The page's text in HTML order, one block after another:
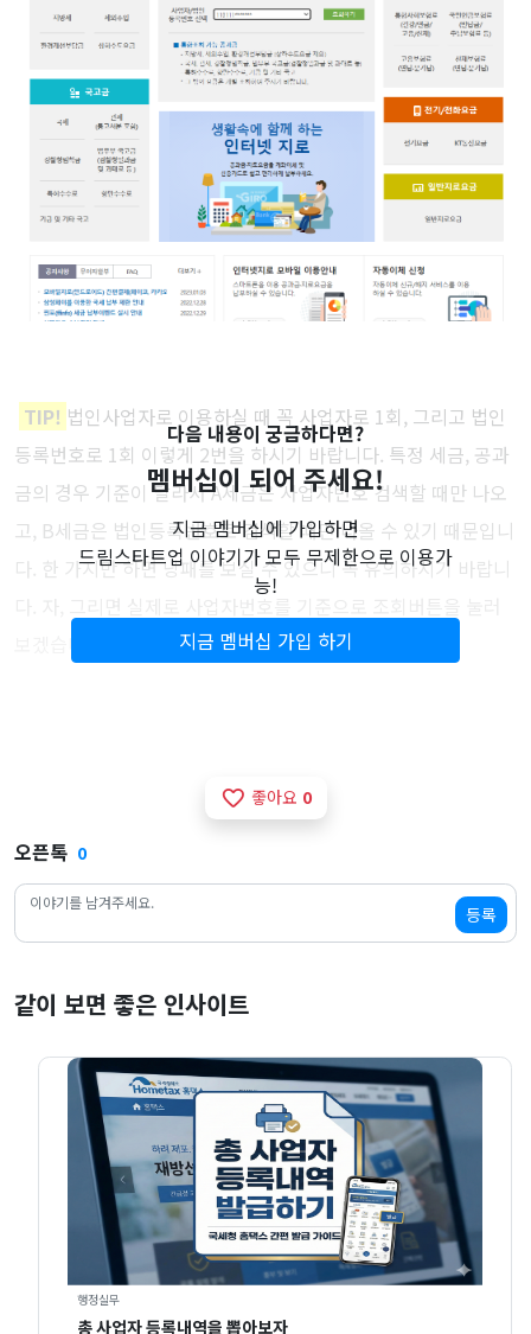
TIP! 법인사업자로 이용하실 때 꼭 사업자로 1회, 그리고 법인
등록번호로 1회 이렇게 2번을 하시기 바랍니다. 특정 세금, 공과
금의 경우 기준이 달라서 A세금은 사업자번호 검색할 때만 나오
고, B세금은 법인등록번호로 검색할 때만 나올 수 있기 때문입니
다. 한 가지만 하면 낭패를 보실 수 있으니 꼭 유의하시기 바랍니
다음 내용이 궁금하다면?
멤버십이 되어 주세요!
지금 멤버십에 가입하면
드림스타트업 이야기가 모두 무제한으로 이용가
능!
지금 멤버십 가입 하기
favorite_border 좋아요 0
오픈톡 0
등록
같이 보면 좋은 인사이트
행정실무
총 사업자 등록내역을 뽑아보자